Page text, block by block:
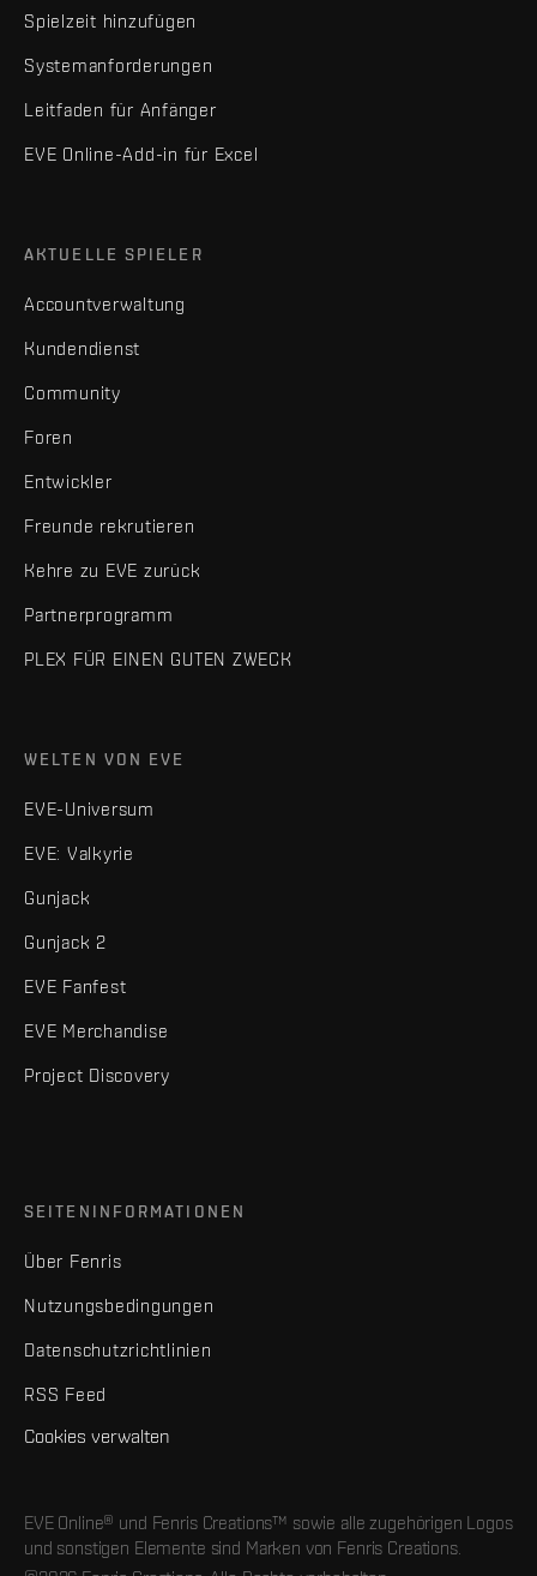
Spielzeit hinzufügen
Systemanforderungen
Leitfaden für Anfänger
EVE Online-Add-in für Excel
AKTUELLE SPIELER
Accountverwaltung
Kundendienst
Community
Foren
Entwickler
Freunde rekrutieren
Kehre zu EVE zurück
Partnerprogramm
PLEX FÜR EINEN GUTEN ZWECK
WELTEN VON EVE
EVE-Universum
EVE: Valkyrie
Gunjack
Gunjack 2
EVE Fanfest
EVE Merchandise
Project Discovery
SEITENINFORMATIONEN
Über Fenris
Nutzungsbedingungen
Datenschutzrichtlinien
RSS Feed
Cookies verwalten
EVE Online® und Fenris Creations™ sowie alle zugehörigen Logos
und sonstigen Elemente sind Marken von Fenris Creations.